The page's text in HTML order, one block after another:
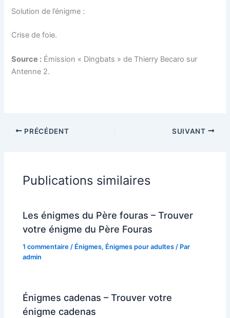
Solution de l’énigme :
Crise de foie.
Source : Émission « Dingbats » de Thierry Becaro sur
Antenne 2.
PRÉCÉDENT SUIVANT
Publications similaires
Les énigmes du Père fouras – Trouver
votre énigme du Père Fouras
1 commentaire / Énigmes, Énigmes pour adultes / Par
admin
Énigmes cadenas – Trouver votre
énigme cadenas